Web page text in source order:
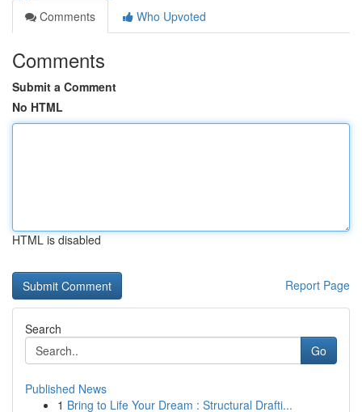
Comments
Who Upvoted
Comments
Submit a Comment
No HTML
HTML is disabled
Report Page
Search
Go
Published News
1 Bring to Life Your Dream : Structural Drafti...